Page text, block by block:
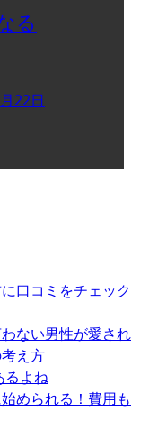
る
22日
口コミをチェック
ない男性が愛され
え方
よね
められる！費用も